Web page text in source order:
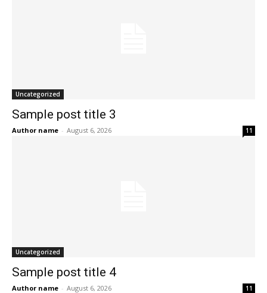
Uncategorized
Sample post title 3
Author name - August 6, 2026 11
Uncategorized
Sample post title 4
Author name - August 6, 2026 11